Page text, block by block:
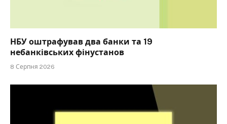
НБУ оштрафував два банки та 19
небанківських фінустанов
8 Серпня 2026